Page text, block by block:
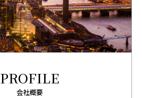
PROFILE
会社概要